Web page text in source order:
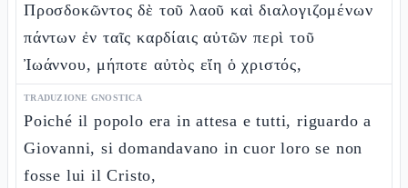
Προσδοκῶντος δὲ τοῦ λαοῦ καὶ διαλογιζομένων
πάντων ἐν ταῖς καρδίαις αὐτῶν περὶ τοῦ
Ἰωάννου, μήποτε αὐτὸς εἴη ὁ χριστός,
TRADUZIONE GNOSTICA
Poiché il popolo era in attesa e tutti, riguardo a
Giovanni, si domandavano in cuor loro se non
fosse lui il Cristo,